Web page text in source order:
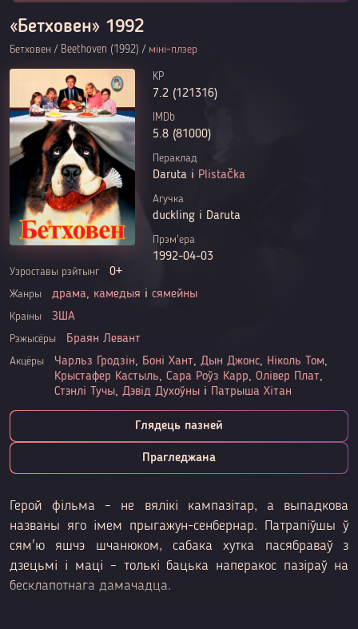
«Бетховен» 1992
Бетховен / Beethoven (1992) / міні-плэер
KP
7.2 (121316)
IMDb
5.8 (81000)
Пераклад
Daruta і Plistačka
Агучка
duckling і Daruta
Прэм'ера
1992-04-03
Узроставы рэйтынг 0+
Жанры драма, камедыя і сямейны
Краіны ЗША
Рэжысёры Браян Левант
Акцёры Чарльз Гродзін, Боні Хант, Дын Джонс, Ніколь Том,
Крыстафер Кастыль, Сара Роўз Карр, Олівер Плат,
Стэнлі Тучы, Дэвід Духоўны і Патрыша Хітан
Глядець пазней
Прагледжана
Герой фільма – не вялікі кампазітар, а выпадкова
названы яго імем прыгажун-сенбернар. Патрапіўшы ў
сям'ю яшчэ шчанюком, сабака хутка пасябраваў з
дзецьмі і маці – толькі бацька наперакос пазіраў на
бесклапотнага дамачадца.